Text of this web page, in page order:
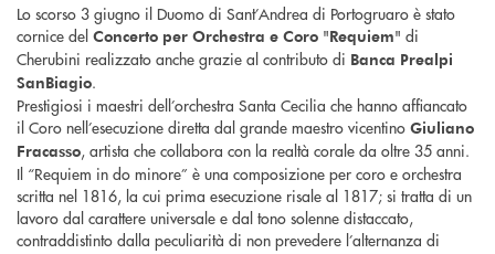
Lo scorso 3 giugno il Duomo di Sant’Andrea di Portogruaro è stato
cornice del Concerto per Orchestra e Coro "Requiem" di
Cherubini realizzato anche grazie al contributo di Banca Prealpi
SanBiagio.
Prestigiosi i maestri dell’orchestra Santa Cecilia che hanno affiancato
il Coro nell’esecuzione diretta dal grande maestro vicentino Giuliano
Fracasso, artista che collabora con la realtà corale da oltre 35 anni.
Il “Requiem in do minore” è una composizione per coro e orchestra
scritta nel 1816, la cui prima esecuzione risale al 1817; si tratta di un
lavoro dal carattere universale e dal tono solenne distaccato,
contraddistinto dalla peculiarità di non prevedere l’alternanza di